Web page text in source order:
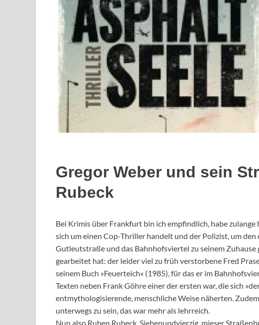
Gregor Weber und sein
Rubeck
Bei Krimis über Frankfurt bin ich empfindlich, habe
sich um einen Cop-Thriller handelt und der Polizist, um den
Gutleutstraße und das Bahnhofsviertel zu seinem
gearbeitet hat: der leider viel zu früh verstorbene Fred
seinem Buch »Feuerteich« (1985), für das er im
Texten neben Frank Göhre einer der ersten war, die sich
entmythologisierende, menschliche Weise näherten.
unterwegs zu sein, das war mehr als lehrreich.
Nun also Ruben Rubeck. Siebenundvierzig, mieser